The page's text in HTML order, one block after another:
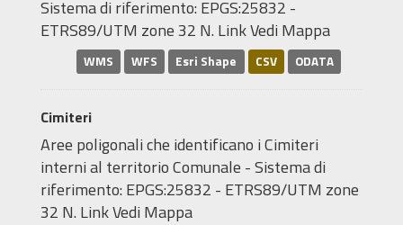
Sistema di riferimento: EPGS:25832 -
ETRS89/UTM zone 32 N. Link Vedi Mappa
WMS WFS Esri Shape CSV ODATA
Cimiteri
Aree poligonali che identificano i Cimiteri
interni al territorio Comunale - Sistema di
riferimento: EPGS:25832 - ETRS89/UTM zone
32 N. Link Vedi Mappa